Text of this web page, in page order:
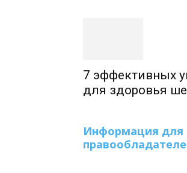
7 эффективных
для здоровья
Информация для